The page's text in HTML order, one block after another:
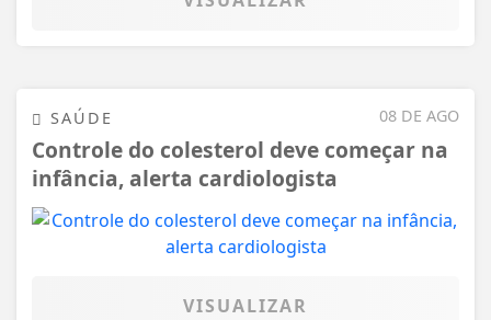
08 DE AGO
SAÚDE
Controle do colesterol deve começar na
infância, alerta cardiologista
VISUALIZAR